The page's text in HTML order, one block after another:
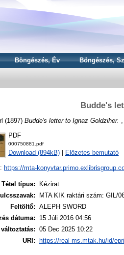
Böngészés, Év Böngészés,
Budde's
(1897) Budde's letter to Ignaz Goldziher.
PDF
000750881.pdf
Download (894kB) Előzetes bemutató
https://mta-
Tétel típus:
Kézirat
MTA KIK raktári szám: GIL/
Feltöltő: ALEPH SWORD
dátuma:
15 Júli 2016 04:56
05 Dec 2025 10:22
URI:
https://real-ms.mtak.hu/id/